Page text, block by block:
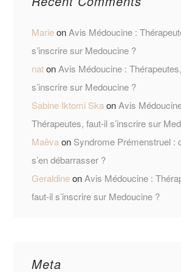
MarieonAvis Médoucine :
s’inscrire sur Medoucine ?
natonAvis Médoucine :
s’inscrire sur Medoucine ?
Sabine Iktomi SkaonAvis
Thérapeutes, faut-il s’inscrire sur
Maëvaon Syndrome Prémenstruel :
s’en débarrasser ?
GeraldineonAvis Médoucine :
faut-il s’inscrire sur Medoucine ?
Meta